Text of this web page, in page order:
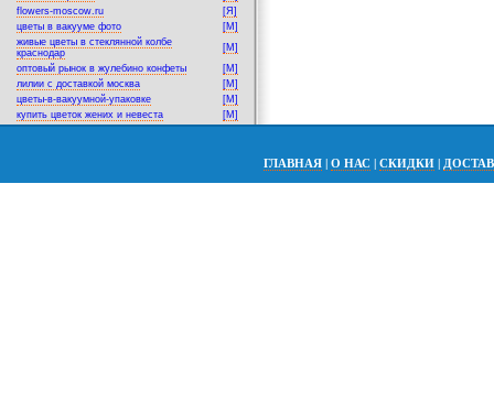
flowers-moscow.ru
[Я]
цветы в вакууме фото
[M]
живые цветы в стеклянной колбе
краснодар
[M]
оптовый рынок в жулебино конфеты
[M]
лилии с доставкой москва
[M]
цветы-в-вакуумной-упаковке
[M]
купить цветок жених и невеста
[M]
ГЛАВНАЯ | О НАС | СКИДКИ |